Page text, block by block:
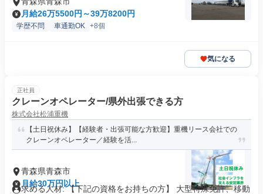
月給26万5500円～39万8200円
学歴不問 車通勤OK +8個
気になる
正社員
クレーンオペレーター/県外出張できる方
株式会社松浦重機
【土日祝休み】【経験者・出張可能な方歓迎】重機リース会社での
クレーンオペレーター／経験を活...
青森県青森市
月給30万円以上
求める人材: 【下記の資格をお持ちの方】 大型特殊免許、移動